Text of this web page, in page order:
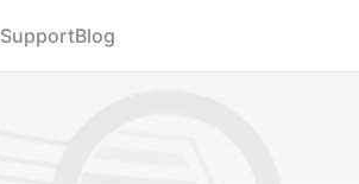
SupportBlog